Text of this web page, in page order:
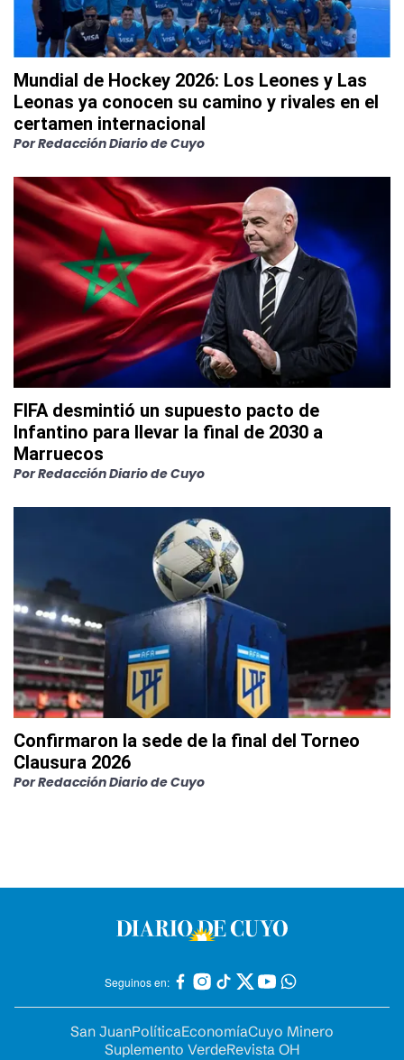
Mundial de Hockey 2026: Los Leones y Las
Leonas ya conocen su camino y rivales en el
certamen internacional
PorRedacción Diario de Cuyo
FIFA desmintió un supuesto pacto de
Infantino para llevar la final de 2030 a
Marruecos
PorRedacción Diario de Cuyo
Confirmaron la sede de la final del Torneo
Clausura 2026
PorRedacción Diario de Cuyo
Seguinos en:
San JuanPolíticaEconomíaCuyo Minero
Suplemento VerdeRevista OH